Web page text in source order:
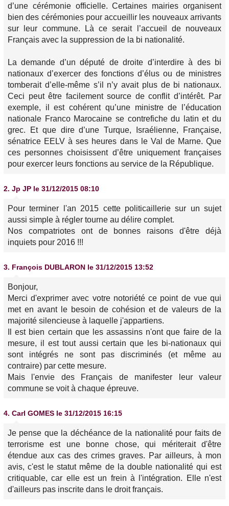
d’une cérémonie officielle. Certaines mairies organisent
bien des cérémonies pour accueillir les nouveaux arrivants
sur leur commune. Là ce serait l’accueil de nouveaux
Français avec la suppression de la bi nationalité.
La demande d’un député de droite d’interdire à des bi
nationaux d’exercer des fonctions d’élus ou de ministres
tomberait d’elle-même s’il n’y avait plus de bi nationaux.
Ceci peut être facilement source de conflit d’intérêt. Par
exemple, il est cohérent qu’une ministre de l’éducation
nationale Franco Marocaine se contrefiche du latin et du
grec. Et que dire d’une Turque, Israélienne, Française,
sénatrice EELV à ses heures dans le Val de Marne. Que
ces personnes choisissent d’être uniquement françaises
pour exercer leurs fonctions au service de la République.
2. Jp JP le 31/12/2015 08:10
Pour terminer l'an 2015 cette politicaillerie sur un sujet
aussi simple à régler tourne au délire complet.
Nos compatriotes ont de bonnes raisons d'être déjà
inquiets pour 2016 !!!
3. François DUBLARON le 31/12/2015 13:52
Bonjour,
Merci d'exprimer avec votre notoriété ce point de vue qui
met en avant le besoin de cohésion et de valeurs de la
majorité silencieuse à laquelle j'appartiens.
Il est bien certain que les assassins n'ont que faire de la
mesure, il est tout aussi certain que les bi-nationaux qui
sont intégrés ne sont pas discriminés (et même au
contraire) par cette mesure.
Mais l'envie des Français de manifester leur valeur
commune se voit à chaque épreuve.
4. Carl GOMES le 31/12/2015 16:15
Je pense que la déchéance de la nationalité pour faits de
terrorisme est une bonne chose, qui mériterait d'être
étendue aux cas des crimes graves. Par ailleurs, à mon
avis, c'est le statut même de la double nationalité qui est
critiquable, car elle est un frein à l'intégration. Elle n'est
d'ailleurs pas inscrite dans le droit français.